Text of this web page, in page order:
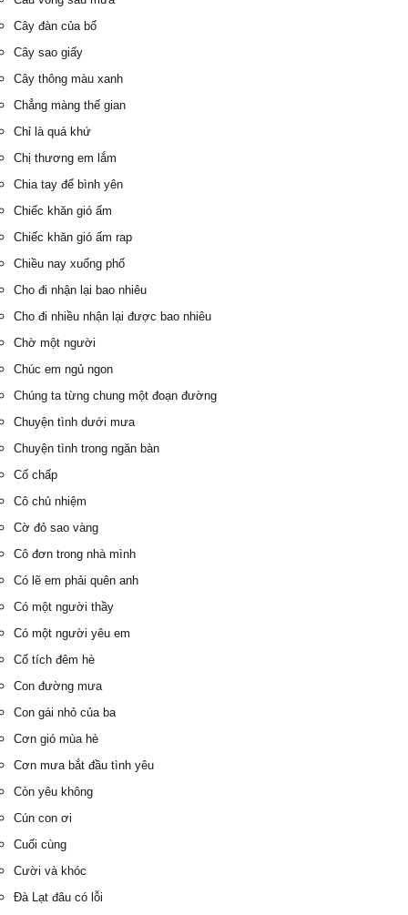
Cây đàn của bố
Cây sao giấy
Cây thông màu xanh
Chẳng màng thế gian
Chỉ là quá khứ
Chị thương em lắm
Chia tay để bình yên
Chiếc khăn gió ấm
Chiếc khăn gió ấm rap
Chiều nay xuống phố
Cho đi nhận lại bao nhiêu
Cho đi nhiều nhận lại được bao nhiêu
Chờ một người
Chúc em ngủ ngon
Chúng ta từng chung một đoạn đường
Chuyện tình dưới mưa
Chuyện tình trong ngăn bàn
Cố chấp
Cô chủ nhiệm
Cờ đỏ sao vàng
Cô đơn trong nhà mình
Có lẽ em phải quên anh
Có một người thầy
Có một người yêu em
Cổ tích đêm hè
Con đường mưa
Con gái nhỏ của ba
Cơn gió mùa hè
Cơn mưa bắt đầu tình yêu
Còn yêu không
Cún con ơi
Cuối cùng
Cười và khóc
Đà Lạt đâu có lỗi